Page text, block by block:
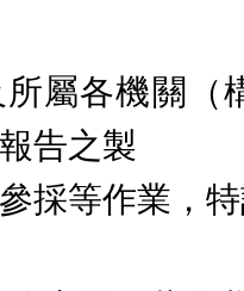
屬各機關（
告之製
採等作業，